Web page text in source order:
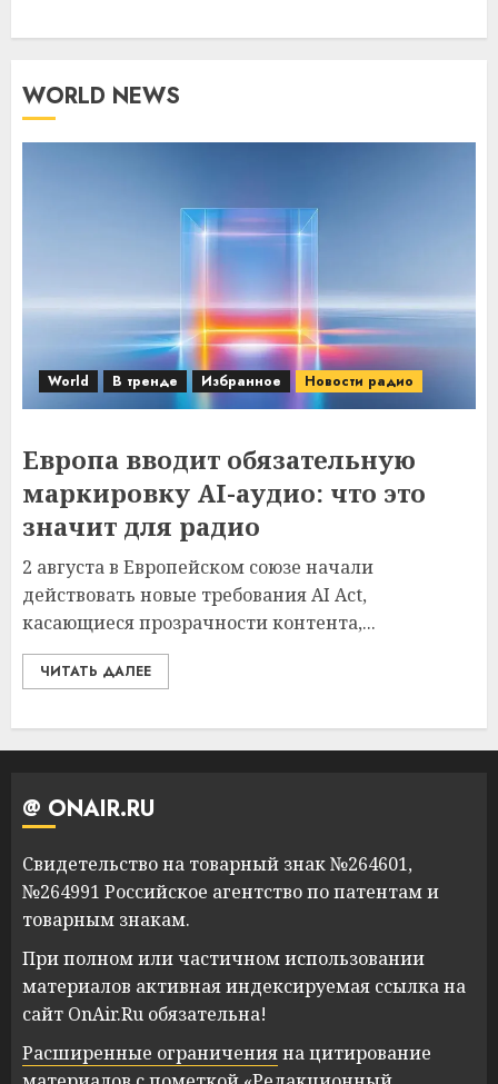
WORLD NEWS
World В тренде Избранное Новости радио
Европа вводит обязательную
маркировку AI-аудио: что это
значит для радио
2 августа в Европейском союзе начали
действовать новые требования AI Act,
касающиеся прозрачности контента,...
ЧИТАТЬ ДАЛЕЕ
@ ONAIR.RU
Свидетельство на товарный знак №264601,
№264991 Российское агентство по патентам и
товарным знакам.
При полном или частичном использовании
материалов активная индексируемая ссылка на
сайт OnAir.Ru обязательна!
Расширенные ограниченияна цитирование